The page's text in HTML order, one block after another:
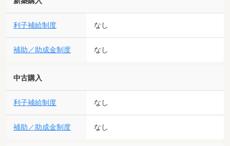
利子補給制度 なし
補助／助成金制度 なし
中古購入
利子補給制度 なし
補助／助成金制度 なし